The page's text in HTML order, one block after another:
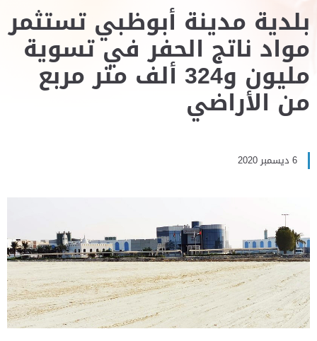
بلدية مدينة أبوظبي تستثمر
مواد ناتج الحفر في تسوية
مليون و324 ألف متر مربع
من الأراضي
6 ديسمبر 2020